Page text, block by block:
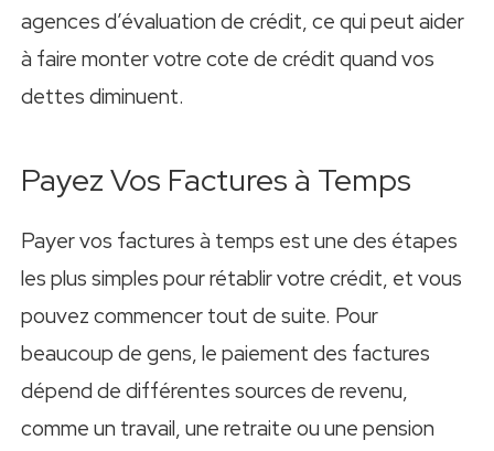
agences d’évaluation de crédit, ce qui peut aider
à faire monter votre cote de crédit quand vos
dettes diminuent.
Payez Vos Factures à Temps
Payer vos factures à temps est une des étapes
les plus simples pour rétablir votre crédit, et vous
pouvez commencer tout de suite. Pour
beaucoup de gens, le paiement des factures
dépend de différentes sources de revenu,
comme un travail, une retraite ou une pension